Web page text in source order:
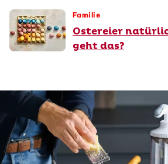
Familie
Ostereier
geht das?